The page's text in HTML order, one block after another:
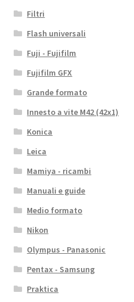
Filtri
Flash universali
Fuji - Fujifilm
Fujifilm GFX
Grande formato
Innesto a vite M42 (42x1)
Konica
Leica
Mamiya - ricambi
Manuali e guide
Medio formato
Nikon
Olympus - Panasonic
Pentax - Samsung
Praktica